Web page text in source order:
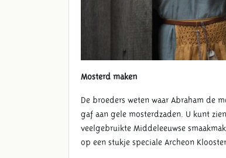
Mosterd maken
De broeders weten waar Abraham de
gaf aan gele mosterdzaden. U kunt
veelgebruikte Middeleeuwse
op een stukje speciale Archeon